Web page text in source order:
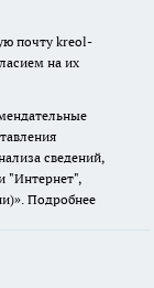
почту kreol-
на их
сведений,
"Интернет",
Подробнее